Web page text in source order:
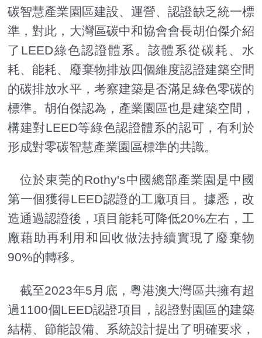
碳智慧產業園區建設、運營、認證缺乏統一標
準，對此，大灣區碳中和協會會長胡伯傑介紹
了LEED綠色認證體系。該體系從碳耗、水
耗、能耗、廢棄物排放四個維度認證建築空間
的碳排放水平，考察建築是否滿足綠色零碳的
標準。胡伯傑認為，產業園區也是建築空間，
構建對LEED等綠色認證體系的認可，有利於
形成對零碳智慧產業園區標準的共識。
位於東莞的Rothy's中國總部產業園是中國
第一個獲得LEED認證的工廠項目。據悉，改
造通過認證後，項目能耗可降低20%左右，工
廠藉助再利用和回收做法持續實現了廢棄物
90%的轉移。
截至2023年5月底，粵港澳大灣區共擁有超
過1100個LEED認證項目，認證對園區的建築
結構、節能設備、系統設計提出了明確要求，